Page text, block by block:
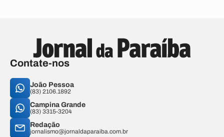
Contate-nos
João Pessoa
(83) 2106.1892
Campina Grande
(83) 3315-3204
Redação
jornalismo@jornaldaparaiba.com.br